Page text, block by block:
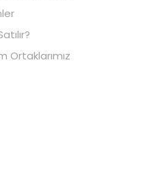
Ortaklarımız